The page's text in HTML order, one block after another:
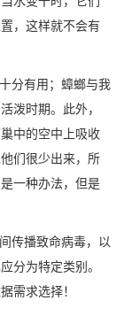
，这样就不会有
分有用；蟑螂与我
泼时期。此外，
中的空中上吸收
们很少出来，所
一种办法，但是
传播致命病毒，以
分为特定类别。
需求选择！